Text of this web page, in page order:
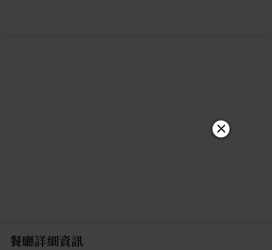
餐廳詳細資訊